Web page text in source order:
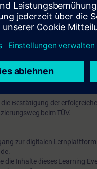
7 Process Safety (ST-
Safety
wird der gelehrte Inhalt
Bestätigung der
beim TÜV.
zur digitalen Lernplattform
die Inhalte dieses Learning